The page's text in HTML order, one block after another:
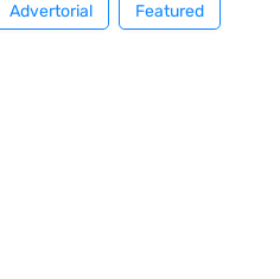
Advertorial Featured